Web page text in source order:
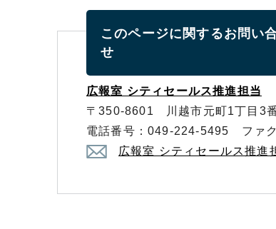
このページに関するお問い
せ
広報室 シティセールス推進担当
〒350-8601 川越市元町1丁目3
電話番号：049-224-5495 ファ
広報室 シティセールス推進